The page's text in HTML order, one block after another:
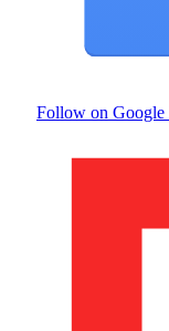
Follow on Google